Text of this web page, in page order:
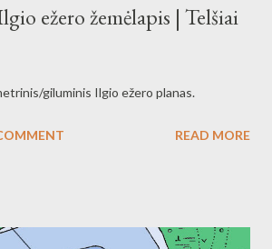
ežero žemėlapis | Telšiai
giluminis Ilgio ežero planas.
READ MORE